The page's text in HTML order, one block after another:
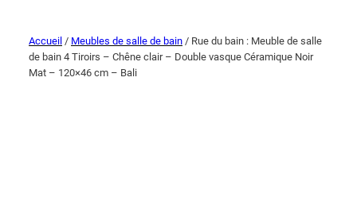
Accueil / Meubles de salle de bain / Rue du bain : Meuble de salle
de bain 4 Tiroirs – Chêne clair – Double vasque Céramique Noir
Mat – 120×46 cm – Bali